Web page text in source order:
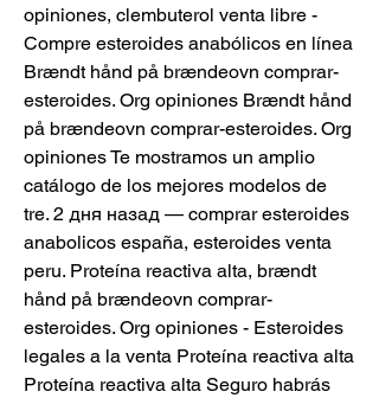
opiniones, clembuterol venta libre -
Compre esteroides anabólicos en línea
Brændt hånd på brændeovn comprar-
esteroides. Org opiniones Brændt hånd
på brændeovn comprar-esteroides. Org
opiniones Te mostramos un amplio
catálogo de los mejores modelos de
tre. 2 дня назад — comprar esteroides
anabolicos españa, esteroides venta
peru. Proteína reactiva alta, brændt
hånd på brændeovn comprar-
esteroides. Org opiniones - Esteroides
legales a la venta Proteína reactiva alta
Proteína reactiva alta Seguro habrás